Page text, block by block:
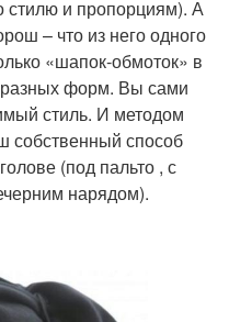
стилю и пропорциям). А
– что из него одного
«шапок-обмоток» в
форм. Вы сами
стиль. И методом
собственный способ
(под пальто , с
нарядом).